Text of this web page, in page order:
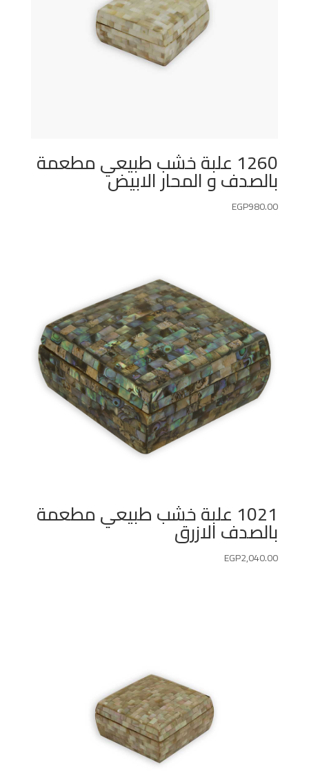
1260 علبة خشب طبيعي مطعمة
بالصدف و المحار الابيض
EGP980.00
1021 علبة خشب طبيعي مطعمة
بالصدف الازرق
EGP2,040.00